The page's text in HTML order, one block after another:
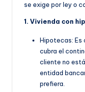
se exige por ley o
1. Vivienda con
Hipotecas: Es
cubra el
cliente no
entidad
prefiera.